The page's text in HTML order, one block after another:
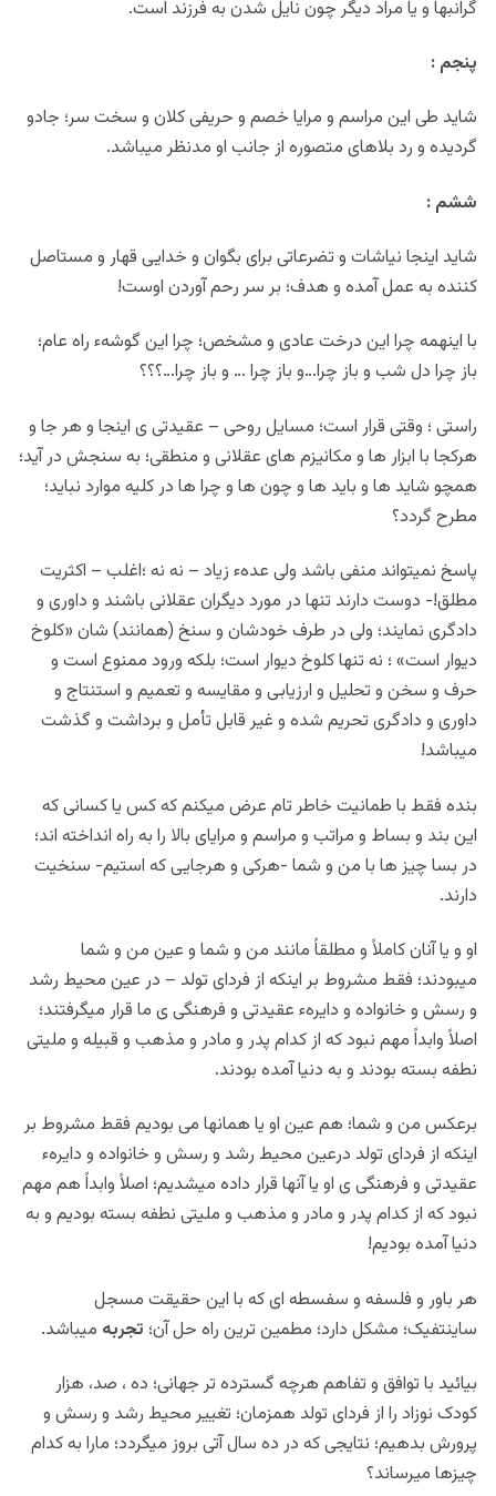
گرانبها و یا مراد دیگر چون نایل شدن به فرزند است.
پنجم :
شاید طی این مراسم و مرایا خصم و حریفی کلان و سخت سر؛ جادو
گردیده و رد بلاهای متصوره از جانب او مدنظر میباشد.
ششم :
شاید اینجا نیاشات و تضرعاتی برای بگوان و خدایی قهار و مستاصل
کننده به عمل آمده و هدف؛ بر سر رحم آوردن اوست!
با اینهمه چرا این درخت عادی و مشخص؛ چرا این گوشهء راه عام؛
باز چرا دل شب و باز چرا…و باز چرا … و باز چرا…؟؟؟
راستی ؛ وقتی قرار است؛ مسایل روحی – عقیدتی ی اینجا و هر جا و
هرکجا با ابزار ها و مکانیزم های عقلانی و منطقی؛ به سنجش در آید؛
همچو شاید ها و باید ها و چون ها و چرا ها در کلیه موارد نباید؛
مطرح گردد؟
پاسخ نمیتواند منفی باشد ولی عدهء زیاد – نه نه ؛‌اغلب – اکثریت
مطلق!- دوست دارند تنها در مورد دیگران عقلانی باشند و داوری و
دادگری نمایند؛ ولی در طرف خودشان و سنخ (همانند) شان «کلوخ
دیوار است» ؛ نه تنها کلوخ دیوار است؛ بلکه ورود ممنوع است و
حرف و سخن و تحلیل و ارزیابی و مقایسه و تعمیم و استنتاج و
داوری و دادگری تحریم شده و غیر قابل تأمل و برداشت و گذشت
میباشد!
بنده فقط با طمانیت خاطر تام عرض میکنم که کس یا کسانی که
این بند و بساط و مراتب و مراسم و مرایای بالا را به راه انداخته اند؛
در بسا چیز ها با من و شما -هرکی و هرجایی که استیم- سنخیت
دارند.
او و یا آنان کاملاً و مطلقاً مانند من و شما و عین من و شما
میبودند؛ فقط مشروط بر اینکه از فردای تولد – در عین محیط رشد
و رسش و خانواده و دایرهء عقیدتی و فرهنگی ی ما قرار میگرفتند؛
اصلاً وابداً مهم نبود که از کدام پدر و مادر و مذهب و قبیله و ملیتی
نطفه بسته بودند و به دنیا آمده بودند.
برعکس من و شما؛ هم عین او یا همانها می بودیم فقط مشروط بر
اینکه از فردای تولد درعین محیط رشد و رسش و خانواده و دایرهء
عقیدتی و فرهنگی ی او یا آنها قرار داده میشدیم؛ اصلاً وابداً هم مهم
نبود که از کدام پدر و مادر و مذهب و ملیتی نطفه بسته بودیم و به
دنیا آمده بودیم!
هر باور و فلسفه و سفسطه ای که با این حقیقت مسجل
ساینتفیک؛ مشکل دارد؛ مطمین ترین راه حل آن؛ تجربه میباشد.
بیائید با توافق و تفاهم هرچه گسترده تر جهانی؛ ده ، صد، هزار
کودک نوزاد را از فردای تولد همزمان؛ تغییر محیط رشد و رسش و
پرورش بدهیم؛ نتایجی که در ده سال آتی بروز میگردد؛ مارا به کدام
چیزها میرساند؟